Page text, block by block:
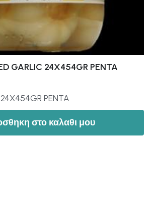
GARLIC 24X454GR PENTA
PENTA
στο καλαθι μου